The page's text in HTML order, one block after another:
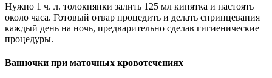
Нужно 1 ч. л. толокнянки залить 125 мл кипятка и настоять
около часа. Готовый отвар процедить и делать спринцевания
каждый день на ночь, предварительно сделав гигиенические
процедуры.
Ванночки при маточных кровотечениях